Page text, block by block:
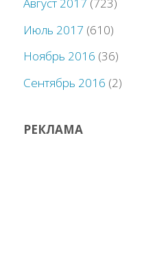
Август 2017 (723)
Июль 2017 (610)
Ноябрь 2016 (36)
Сентябрь 2016 (2)
РЕКЛАМА